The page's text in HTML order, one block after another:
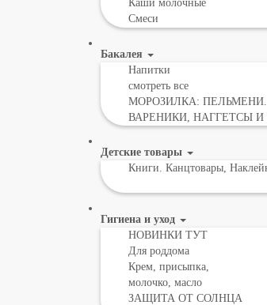
Каши молочные
Смеси
Бакалея
Напитки
смотреть все
МОРОЗИЛКА: ПЕЛЬМЕНИ.
ВАРЕНИКИ, НАГГЕТСЫ И
Детские товары
Книги. Канцтовары,
Гигиена и уход
НОВИНКИ ТУТ
Для роддома
Крем, присыпка,
молочко, масло
ЗАЩИТА ОТ СОЛНЦА